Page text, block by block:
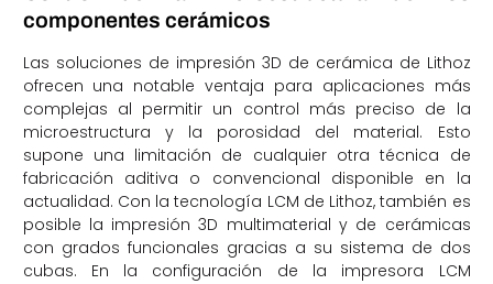
componentes cerámicos
Las soluciones de impresión 3D de cerámica de Lithoz
ofrecen una notable ventaja para aplicaciones más
complejas al permitir un control más preciso de la
microestructura y la porosidad del material. Esto
supone una limitación de cualquier otra técnica de
fabricación aditiva o convencional disponible en la
actualidad. Con la tecnología LCM de Lithoz, también es
posible la impresión 3D multimaterial y de cerámicas
con grados funcionales gracias a su sistema de dos
cubas. En la configuración de la impresora LCM